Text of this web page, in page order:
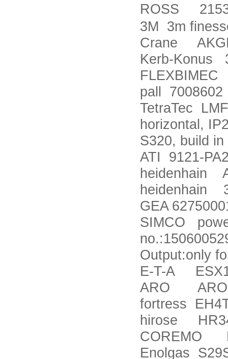
ROSS
3M 3m
Crane
Kerb-Konus
pall 7008602
TetraTec
horizontal,
S320, build
ATI 9121-
heidenhain
heidenhain
GEA
SIMCO
Output:only
E-T-A
ARO ARO
fortress
hirose
COREMO
Enolgas